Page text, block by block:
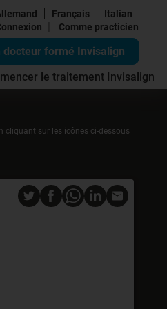
Français
Italian
Comme practicien
docteur formé Invisalign
le traitement Invisalign
cliquant sur les icônes ci-dessous